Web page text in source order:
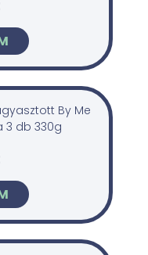
By Me
3 db 330g